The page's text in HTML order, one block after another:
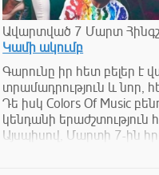
Ավարտված 7 Մարտ
Կամի ակումբ
Գարունը իր հետ բելեր է
տրամադրություն և նոր,
Դե իսկ Colors Of Music
կենդանի
Այսպիսով, Մարտի 7-ին